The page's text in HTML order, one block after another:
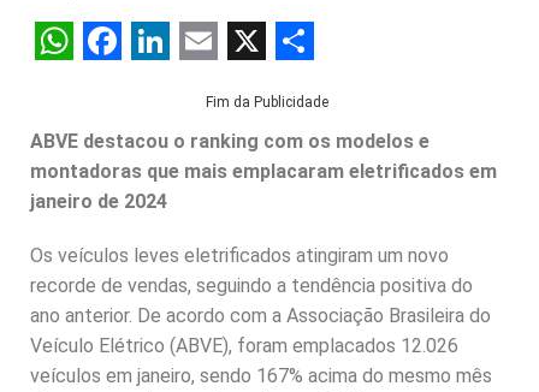
a
t
A
p
p
c
e
o
o
k
n
k
d
I
n
m
a
h
a
Fim da Publicidade
ABVE destacou o ranking com os modelos e
montadoras que mais emplacaram eletrificados em
janeiro de 2024
Os veículos leves eletrificados atingiram um novo
recorde de vendas, seguindo a tendência positiva do
ano anterior. De acordo com a Associação Brasileira do
Veículo Elétrico (ABVE), foram emplacados 12.026
veículos em janeiro, sendo 167% acima do mesmo mês